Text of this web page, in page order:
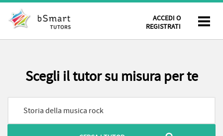
ACCEDI O
REGISTRATI
Scegli il tutor su misura per te